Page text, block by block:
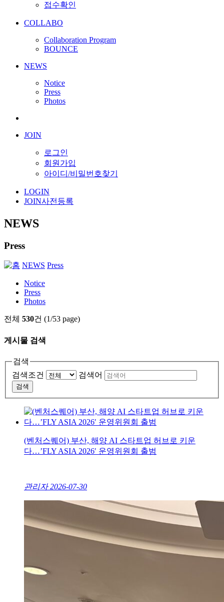
접수확인
COLLABO
Collaboration Program
BOUNCE
NEWS
Notice
Press
Photos
JOIN
로그인
회원가입
아이디/비밀번호찾기
LOGIN
JOIN사전등록
NEWS
Press
NEWS Press
Notice
Press
Photos
전체 530건 (1/53 page)
게시물 검색
검색
검색조건
검색어
검색
(벤처스퀘어) 부산, 해양 AI 스타트업 허브로 키운
다…’FLY ASIA 2026′ 운영위원회 출범
관리자 2026-07-30